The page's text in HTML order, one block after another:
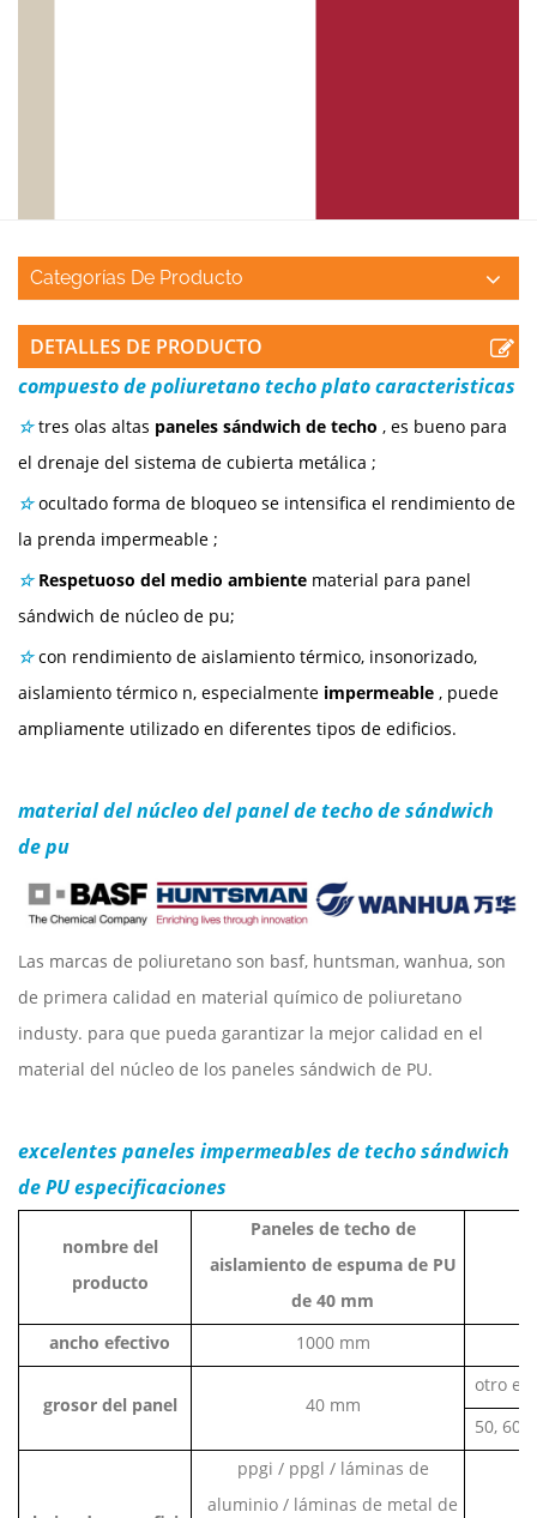
Categorías De Producto
DETALLES DE PRODUCTO
compuesto de poliuretanotechoplatocaracteristicas
☆tres olas altas paneles sándwich de techo , es bueno para
el drenaje del sistema de cubierta metálica ;
☆ocultado forma de bloqueo se intensifica el rendimiento de
la prenda impermeable ;
☆Respetuoso del medio ambiente material para panel
sándwich de núcleo de pu;
☆con rendimiento de aislamiento térmico, insonorizado,
aislamiento térmico n, especialmente impermeable , puede
ampliamente utilizado en diferentes tipos de edificios.
material del núcleo del panel de techo de sándwich
de pu
Las marcas de poliuretano son basf, huntsman, wanhua, son
de primera calidad en material químico de poliuretano
industy. para que pueda garantizar la mejor calidad en el
material del núcleo de los paneles sándwich de PU.
excelentes paneles impermeables de techo sándwich
de PUespecificaciones
nombre del
producto
Paneles de techo de
aislamiento de espuma de PU
de 40 mm
ancho efectivo
1000 mm
grosor del panel 40 mm
otro
50, 60,
ppgi / ppgl / láminas de
aluminio / láminas de metal de